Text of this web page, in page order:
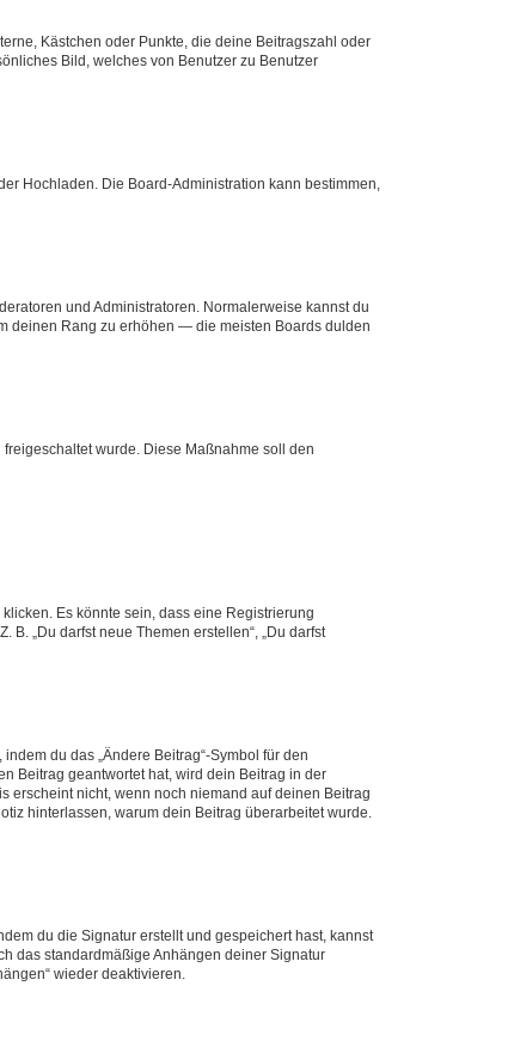
Kästchen oder Punkte, die deine Beitragszahl oder
Bild, welches von Benutzer zu Benutzer
Hochladen. Die Board-Administration kann bestimmen,
und Administratoren. Normalerweise kannst du
deinen Rang zu erhöhen — die meisten Boards dulden
wurde. Diese Maßnahme soll den
Es könnte sein, dass eine Registrierung
„Du darfst neue Themen erstellen“, „Du darfst
du das „Ändere Beitrag“-Symbol für den
Beitrag geantwortet hat, wird dein Beitrag in der
erscheint nicht, wenn noch niemand auf deinen Beitrag
hinterlassen, warum dein Beitrag überarbeitet wurde.
du die Signatur erstellt und gespeichert hast, kannst
das standardmäßige Anhängen deiner Signatur
wieder deaktivieren.